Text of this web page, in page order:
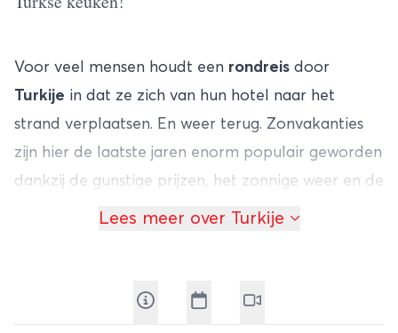
Voor veel mensen houdt een rondreis door
Turkije in dat ze zich van hun hotel naar het
strand verplaatsen. En weer terug. Zonvakanties
zijn hier de laatste jaren enorm populair geworden
dankzij de gunstige prijzen, het zonnige weer en de
prima accommodaties. Maar er is nog veel meer
aangelegde parken. Toch is Istanbul de
interessantste stad die je tijdens je rondreizen
Lees meer over Turkije